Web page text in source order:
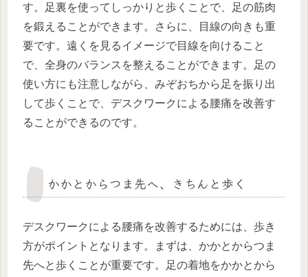
す。足裏を使ってしっかりと歩くことで、足の筋肉
を鍛えることができます。さらに、目線の向きも重
要です。遠くを見るイメージで目線を向けること
で、全身のバランスを整えることができます。足の
使い方にも注意しながら、みぞおちから足を振り出
して歩くことで、デスクワークによる腰痛を改善す
ることができるのです。
かかとからつま先へ、きちんと歩く
デスクワークによる腰痛を改善するためには、歩き
方がポイントとなります。まずは、かかとからつま
先へと歩くことが重要です。足の着地をかかとから